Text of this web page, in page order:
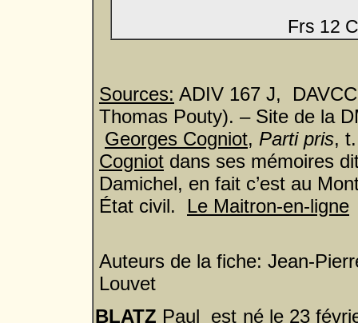
Frs 12
Sources: ADIV 167 J,
Thomas Pouty). – Site de la
Georges Cogniot, Parti pris,
Cogniot dans ses mémoires
Damichel, en fait c’est au
État civil. Le Maitron-en-ligne
Auteurs de la fiche: Jean-
Louvet
BLATZ Paul est né le 23